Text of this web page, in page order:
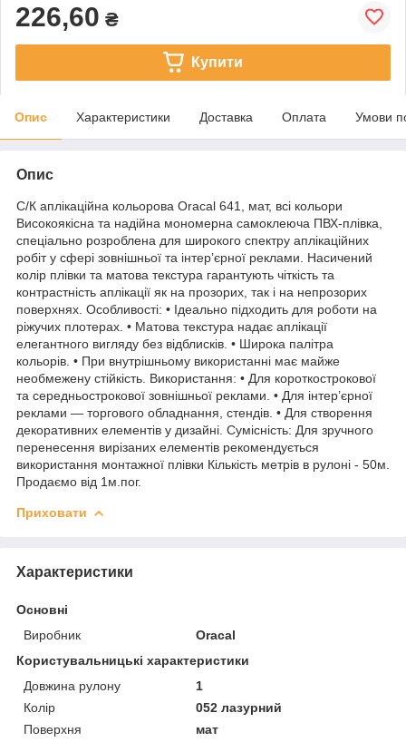
226,60 ₴
Купити
Опис Характеристики Доставка Оплата Умови
Опис
С/К аплікаційна кольорова Oracal 641, мат, всі кольори
Високоякісна та надійна мономерна самоклеюча ПВХ-плівка,
спеціально розроблена для широкого спектру аплікаційних
робіт у сфері зовнішньої та інтер’єрної реклами. Насичений
колір плівки та матова текстура гарантують чіткість та
контрастність аплікації як на прозорих, так і на непрозорих
поверхнях. Особливості: • Ідеально підходить для роботи на
ріжучих плотерах. • Матова текстура надає аплікації
елегантного вигляду без відблисків. • Широка палітра
кольорів. • При внутрішньому використанні має майже
необмежену стійкість. Використання: • Для короткострокової
та середньострокової зовнішньої реклами. • Для інтер’єрної
реклами — торгового обладнання, стендів. • Для створення
декоративних елементів у дизайні. Сумісність: Для зручного
перенесення вирізаних елементів рекомендується
використання монтажної плівки Кількість метрів в рулоні - 50м.
Продаємо від 1м.пог.
Приховати
Характеристики
Основні
Виробник
Oracal
Користувальницькі характеристики
Довжина рулону
1
Колір
052 лазурний
Поверхня
мат